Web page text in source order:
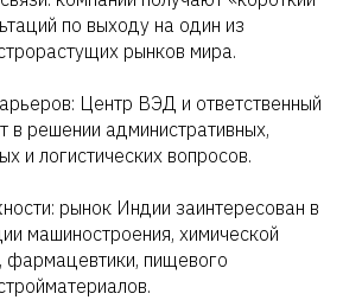
по выходу на один из
рынков мира.
Центр ВЭД и ответственный
в решении административных,
и логистических вопросов.
рынок Индии заинтересован в
машиностроения, химической
фармацевтики, пищевого